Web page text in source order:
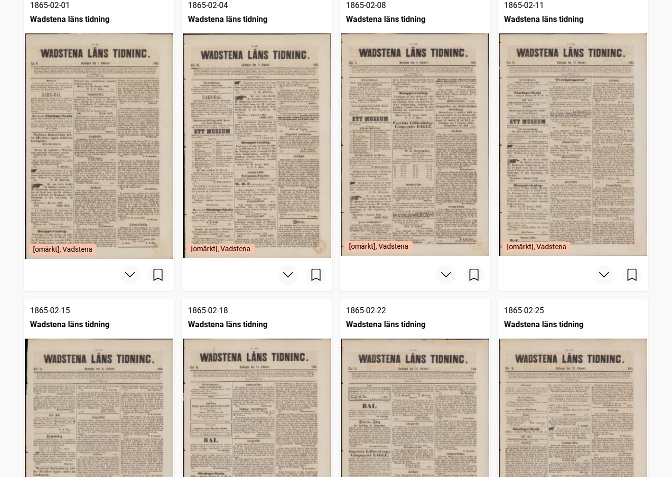
1865-02-01
Wadstena läns tidning
[omärkt], Vadstena
1865-02-04
Wadstena läns tidning
[omärkt], Vadstena
1865-02-08
Wadstena läns tidning
[omärkt], Vadstena
1865-02-11
Wadstena läns tidning
[omärkt], Vadstena
1865-02-15
Wadstena läns tidning
1865-02-18
Wadstena läns tidning
1865-02-22
Wadstena läns tidning
1865-02-25
Wadstena läns tidning